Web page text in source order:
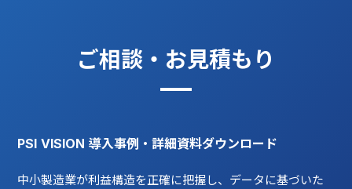
ご相談・お見積もり
PSI VISION 導入事例・詳細資料ダウンロード
中小製造業が利益構造を正確に把握し、データに基づいた